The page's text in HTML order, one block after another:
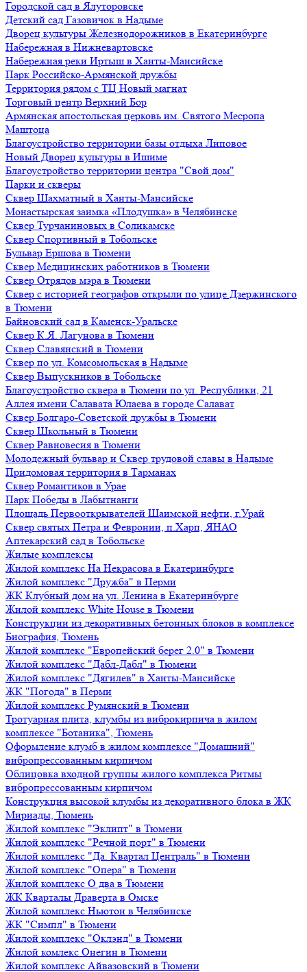
Городской сад в Ялуторовске
Детский сад Газовичок в Надыме
Дворец культуры Железнодорожников в Екатеринбурге
Набережная в Нижневартовске
Набережная реки Иртыш в Ханты-Мансийске
Парк Российско-Армянской дружбы
Территория рядом с ТЦ Новый магнат
Торговый центр Верхний Бор
Армянская апостольская церковь им. Святого Месропа
Маштоца
Благоустройство территории базы отдыха Липовое
Нoвый Двoрeц культуры в Ишимe
Благоустройство территории центра "Свой дом"
Парки и скверы
Сквер Шахматный в Ханты-Мансийске
Монастырская заимка «Плодушка» в Челябинске
Сквер Турчаниновых в Соликамске
Сквер Спортивный в Тобольске
Бульвар Ершова в Тюмени
Сквер Медицинских работников в Тюмени
Сквер Отрядов мэра в Тюмени
Сквер с историей географов открыли по улице Дзержинского
в Тюмени
Байновский сад в Каменск-Уральске
Сквер К.Я. Лагунова в Тюмени
Сквер Славянский в Тюмени
Сквер по ул. Комсомольская в Надыме
Сквер Выпускников в Тобольске
Благоустройство сквера в Тюмени по ул. Республики, 21
Аллея имени Салавата Юлаева в городе Салават
Сквер Болгаро-Советской дружбы в Тюмени
Сквер Школьный в Тюмени
Сквер Равновесия в Тюмени
Молодежный бульвар и Сквер трудовой славы в Надыме
Придомовая территория в Тарманах
Сквер Романтиков в Урае
Парк Победы в Лабытнанги
Площадь Первооткрывателей Шаимской нефти, г.Урай
Сквер святых Петра и Февронии, п.Харп, ЯНАО
Аптекарский сад в Тобольске
Жилые комплексы
Жилой комплекс На Некрасова в Екатеринбурге
Жилой комплекс "Дружба" в Перми
ЖК Клубный дом на ул. Ленина в Екатеринбурге
Жилой комплекс White House в Тюмени
Конструкции из декоративных бетонных блоков в комплексе
Биография, Тюмень
Жилой комплекс "Европейский берег 2.0" в Тюмени
Жилой комплекс "Дабл-Дабл" в Тюмени
Жилой комплекс "Дягилев" в Ханты-Мансийске
ЖК "Погода" в Перми
Жилой комплекс Румянский в Тюмени
Тротуарная плита, клумбы из виброкирпича в жилом
комплексе "Ботаника", Тюмень
Оформление клумб в жилом комплексе "Домашний"
вибропрессованным кирпичом
Облицовка входной группы жилого комплекса Ритмы
вибропрессованным кирпичом
Конструкция высокой клумбы из декоративного блока в ЖК
Мириады, Тюмень
Жилой комплекс "Эклипт" в Тюмени
Жилой комплекс "Речной порт" в Тюмени
Жилой комплекс "Да. Квартал Централь" в Тюмени
Жилой комплекс "Опера" в Тюмени
Жилой комплекс О два в Тюмени
ЖК Кварталы Драверта в Омске
Жилой комплекс Ньютон в Челябинске
ЖК "Симпл" в Тюмени
Жилой комплекс "Оклэнд" в Тюмени
Жилой комлекс Онегин в Тюмени
Жилой комплекс Айвазовский в Тюмени